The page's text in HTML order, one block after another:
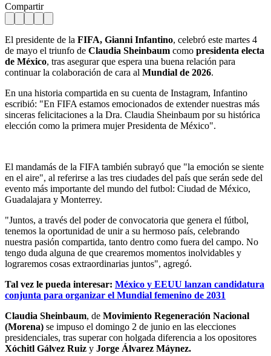
Compartir
El presidente de la FIFA, Gianni Infantino, celebró este martes 4
de mayo el triunfo de Claudia Sheinbaum como presidenta electa
de México, tras asegurar que espera una buena relación para
continuar la colaboración de cara al Mundial de 2026.
En una historia compartida en su cuenta de Instagram, Infantino
escribió: "En FIFA estamos emocionados de extender nuestras más
sinceras felicitaciones a la Dra. Claudia Sheinbaum por su histórica
elección como la primera mujer Presidenta de México".
El mandamás de la FIFA también subrayó que "la emoción se siente
en el aire", al referirse a las tres ciudades del país que serán sede del
evento más importante del mundo del futbol: Ciudad de México,
Guadalajara y Monterrey.
"Juntos, a través del poder de convocatoria que genera el fútbol,
tenemos la oportunidad de unir a su hermoso país, celebrando
nuestra pasión compartida, tanto dentro como fuera del campo. No
tengo duda alguna de que crearemos momentos inolvidables y
lograremos cosas extraordinarias juntos", agregó.
Tal vez le pueda interesar: México y EEUU lanzan candidatura
conjunta para organizar el Mundial femenino de 2031
Claudia Sheinbaum, de Movimiento Regeneración Nacional
(Morena) se impuso el domingo 2 de junio en las elecciones
presidenciales, tras superar con holgada diferencia a los opositores
Xóchitl Gálvez Ruiz y Jorge Álvarez Máynez.